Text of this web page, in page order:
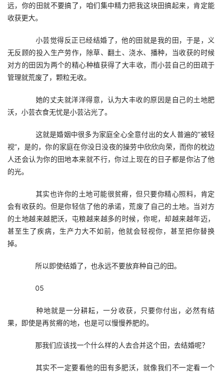
远，你的田就不要搞了，咱们集中精力把我这块田搞起来，肯定能
收获更大。
小芸觉得反正已经结婚了，他的田就是我的田，于是，义
无反顾的投入生产劳作，除草、翻土、浇水、播种，当收获的时候
对方的田因为两个的精心种植获得了大丰收，而小芸自己的田疏于
管理就荒废了，颗粒无收。
她的丈夫就洋洋得意，认为大丰收的原因是自己的土地肥
沃，小芸衣食无忧是小芸沾光了。
这就是婚姻中很多为家庭全心全意付出的女人普遍的“被轻
视”，是的，你的家庭在你没日没夜的操劳中欣欣向荣，而你的枕边
人还会认为你的田地本来就不行，你过上现在的日子都是你沾了他
的光。
其实也许你的土地可能很贫瘠，但只要你精心照料，肯定
会有收获的。但是你轻信了他的承诺，荒废了自己的土地。当对方
的土地越来越肥沃，屯粮越来越多的时候，你呢，却越来越年迈，
甚至生了疾病，生产力大不如前，他就会轻视你，甚至把你替换
掉。
所以即使结婚了，也永远不要放弃种自己的田。
05
种地就是一分耕耘，一分收获，只要你付出，必然有结
果，即使是再贫瘠的地，也是可以慢慢养肥的。
那我们应该找一个什么样的人去合并这个田，去结婚呢？
其实不一定要看他的田有多肥沃，就像我们不一定看一个